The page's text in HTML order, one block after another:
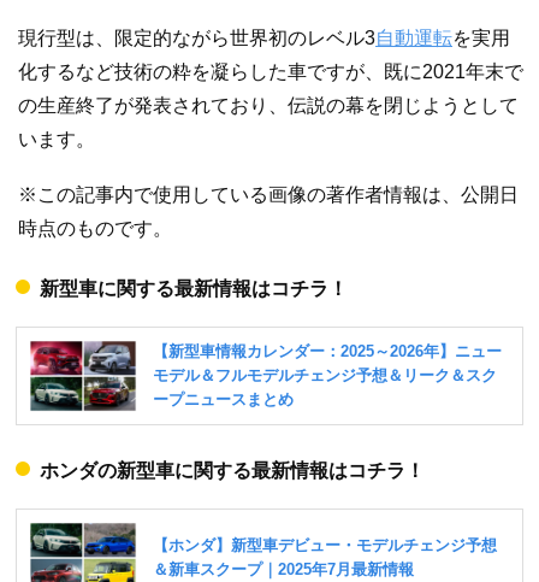
現行型は、限定的ながら世界初のレベル3自動運転を実用
化するなど技術の粋を凝らした車ですが、既に2021年末で
の生産終了が発表されており、伝説の幕を閉じようとして
います。
※この記事内で使用している画像の著作者情報は、公開日
時点のものです。
新型車に関する最新情報はコチラ！
ホンダの新型車に関する最新情報はコチラ！